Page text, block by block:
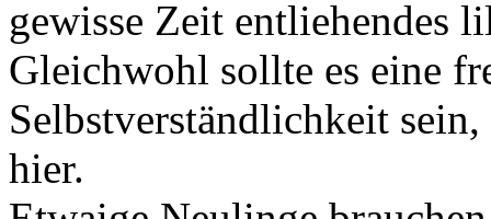
gewisse Zeit entliehendes
Gleichwohl sollte es eine
Selbstverständlichkeit
hier.